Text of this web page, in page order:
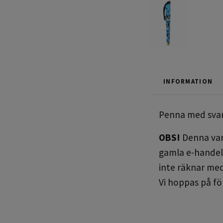
INFORMATION
Penna med
OBS! Denna
gamla e-
inte räknar
Vi hoppas på